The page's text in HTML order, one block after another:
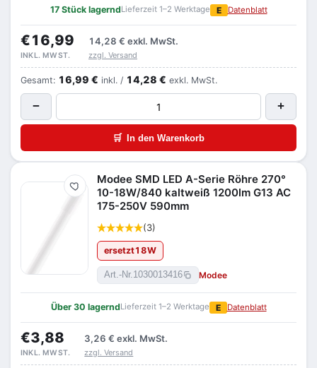
17 Stück lagerndLieferzeit 1–2 Werktage E Datenblatt
€16,99 14,28 € exkl. MwSt.
INKL. MWST. zzgl. Versand
Gesamt: 16,99 € inkl. / 14,28 € exkl. MwSt.
− +
🛒 In den Warenkorb
Merken
Modee SMD LED A-Serie Röhre 270°
10-18W/840 kaltweiß 1200lm G13 AC
175-250V 590mm
(3)
ersetzt18W
Art.-Nr.1030013416 Modee
Über 30 lagerndLieferzeit 1–2 Werktage E Datenblatt
€3,88 3,26 € exkl. MwSt.
INKL. MWST. zzgl. Versand